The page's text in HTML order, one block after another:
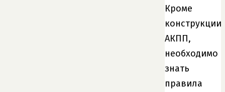
Кроме
конструкции
АКПП,
необходимо
знать
правила